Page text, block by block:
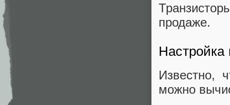
продаже.
Настройка
Известно,
можно